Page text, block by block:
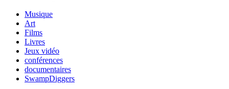
Musique
Art
Films
Livres
Jeux vidéo
conférences
documentaires
SwampDiggers